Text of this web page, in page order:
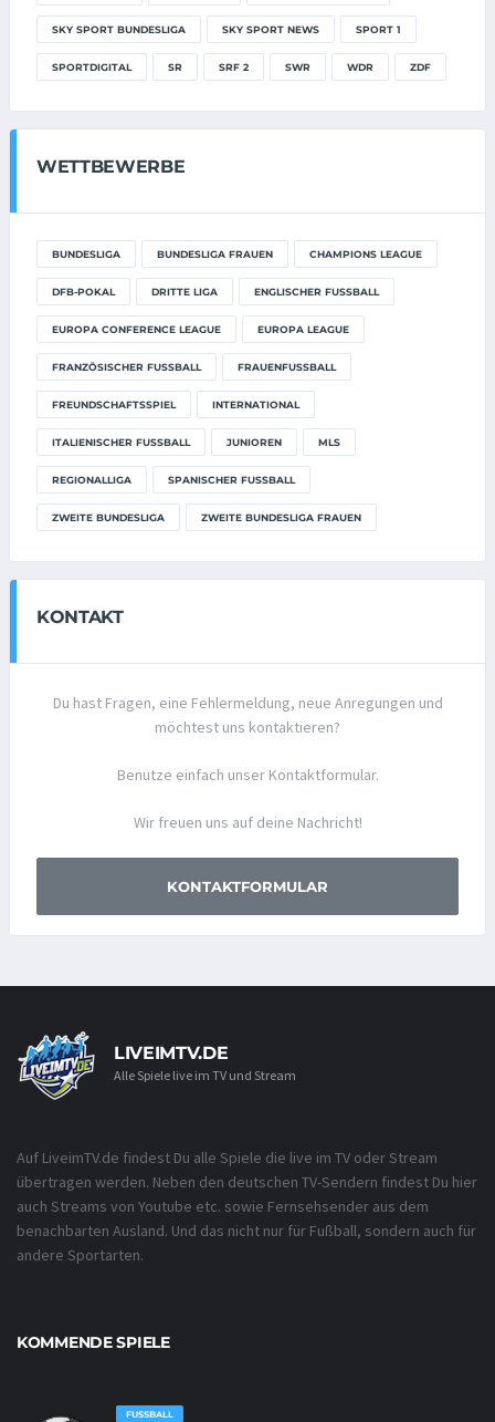
SKY SPORT BUNDESLIGA SKY SPORT NEWS SPORT 1
SPORTDIGITAL SR SRF 2 SWR WDR ZDF
WETTBEWERBE
BUNDESLIGA BUNDESLIGA FRAUEN CHAMPIONS LEAGUE
DFB-POKAL DRITTE LIGA ENGLISCHER FUSSBALL
EUROPA CONFERENCE LEAGUE EUROPA LEAGUE
FRANZÖSISCHER FUSSBALL FRAUENFUSSBALL
FREUNDSCHAFTSSPIEL INTERNATIONAL
ITALIENISCHER FUSSBALL JUNIOREN MLS
REGIONALLIGA SPANISCHER FUSSBALL
ZWEITE BUNDESLIGA ZWEITE BUNDESLIGA FRAUEN
KONTAKT
Du hast Fragen, eine Fehlermeldung, neue Anregungen und
möchtest uns kontaktieren?
Benutze einfach unser Kontaktformular.
Wir freuen uns auf deine Nachricht!
KONTAKTFORMULAR
LIVEIMTV.DE
Alle Spiele live im TV und Stream
Auf LiveimTV.de findest Du alle Spiele die live im TV oder Stream
übertragen werden. Neben den deutschen TV-Sendern findest Du hier
auch Streams von Youtube etc. sowie Fernsehsender aus dem
benachbarten Ausland. Und das nicht nur für Fußball, sondern auch für
andere Sportarten.
KOMMENDE SPIELE
FUSSBALL